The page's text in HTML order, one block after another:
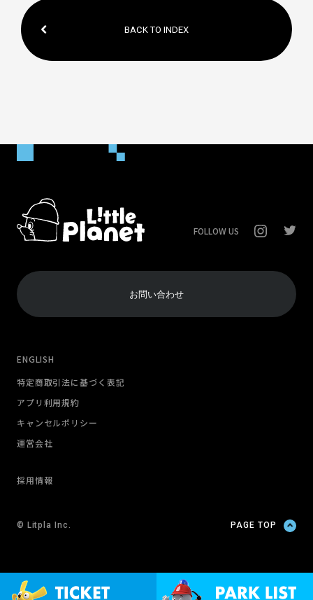
BACK TO INDEX
FOLLOW US
お問い合わせ
ENGLISH
特定商取引法に基づく表記
アプリ利用規約
キャンセルポリシー
運営会社
採用情報
© Litpla Inc. PAGE TOP